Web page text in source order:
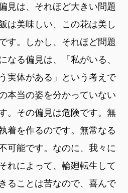
見は、それほど大きい問題
は美味しい、この花は美し
す。しかし、それほど問題
なる偏見は、「私がいる、
実体がある」という考えで
本当の姿を分かっていない
。その偏見は危険です。無
着を作るのです。無常なる
可能です。なのに、我々に
れによって、輪廻転生して
ることは苦なので、喜んで